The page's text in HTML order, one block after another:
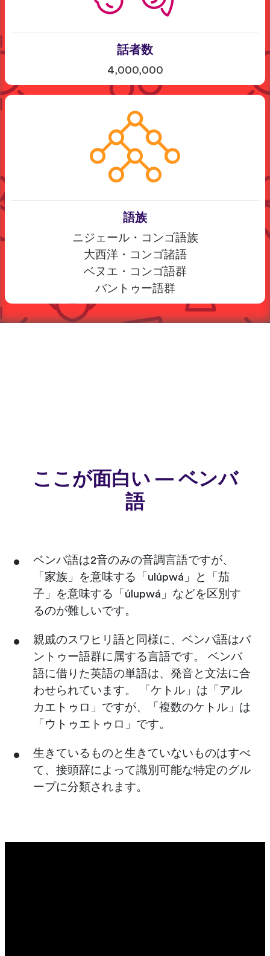
話者数
4,000,000
語族
ニジェール・コンゴ語族
大西洋・コンゴ諸語
ベヌエ・コンゴ語群
バントゥー語群
ここが面白い — ベンバ
語
ベンバ語は2音のみの音調言語ですが、
「家族」を意味する「ulúpwá」と「茄
子」を意味する「úlupwá」などを区別す
るのが難しいです。
親戚のスワヒリ語と同様に、ベンバ語はバ
ントゥー語群に属する言語です。 ベンバ
語に借りた英語の単語は、発音と文法に合
わせられています。 「ケトル」は「アル
カエトゥロ」ですが、「複数のケトル」は
「ウトゥエトゥロ」です。
生きているものと生きていないものはすべ
て、接頭辞によって識別可能な特定のグル
ープに分類されます。